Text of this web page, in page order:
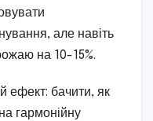
але навіть
на 10-15%.
ефект: бачити, як
гармонійну